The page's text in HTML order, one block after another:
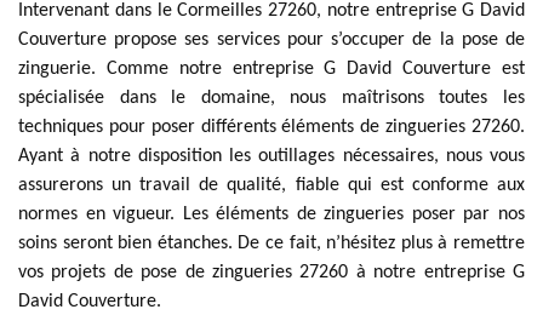
Intervenant dans le Cormeilles 27260, notre entreprise G David
Couverture propose ses services pour s’occuper de la pose de
zinguerie. Comme notre entreprise G David Couverture est
spécialisée dans le domaine, nous maîtrisons toutes les
techniques pour poser différents éléments de zingueries 27260.
Ayant à notre disposition les outillages nécessaires, nous vous
assurerons un travail de qualité, fiable qui est conforme aux
normes en vigueur. Les éléments de zingueries poser par nos
soins seront bien étanches. De ce fait, n’hésitez plus à remettre
vos projets de pose de zingueries 27260 à notre entreprise G
David Couverture.